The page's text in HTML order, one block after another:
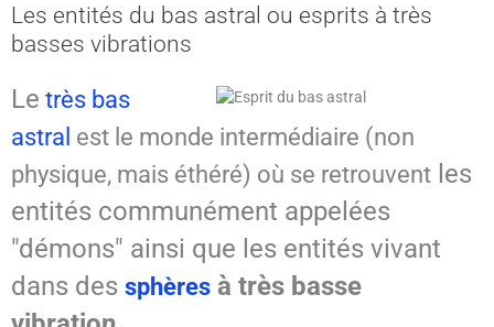
CHAKRA - CORPS SUBTILS
GUERISSEURS - MAGNETISME
VOYANCE - DIVINATION
MAGIE
SPIRITISME - MESSAGES
Les entités du bas astral ou esprits à très
basses vibrations
Le très bas
astral est le monde intermédiaire (non
physique, mais éthéré) où se retrouvent les
entités communément appelées
"démons" ainsi que les entités vivant
dans des sphères à très basse